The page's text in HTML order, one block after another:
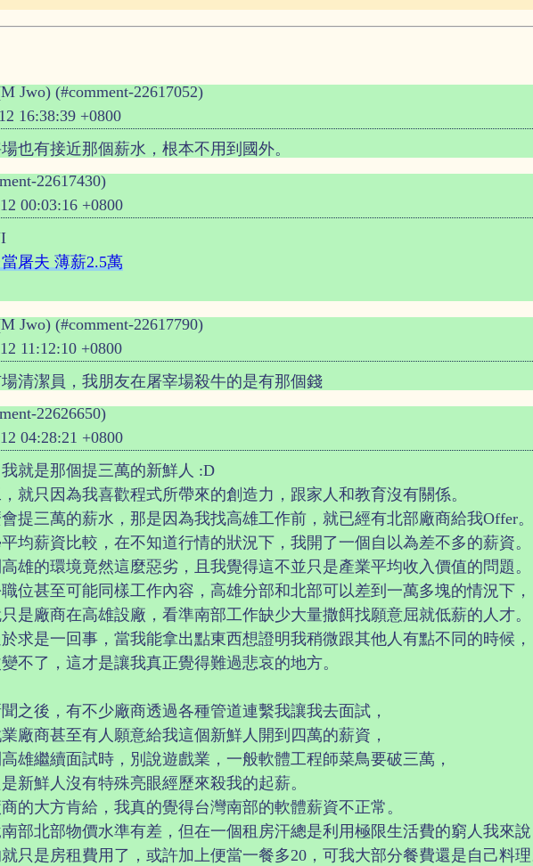
Jwo) (#comment-22617052)
16:38:39 +0800
也有接近那個薪水，根本不用到國外。
22617430)
00:03:16 +0800
屠夫 薄薪2.5萬
Jwo) (#comment-22617790)
11:12:10 +0800
清潔員，我朋友在屠宰場殺牛的是有那個錢
22626650)
04:28:21 +0800
就是那個提三萬的新鮮人 :D
就只因為我喜歡程式所帶來的創造力，跟家人和教育沒有關係。
提三萬的薪水，那是因為我找高雄工作前，就已經有北部廠商給我Offer
均薪資比較，在不知道行情的狀況下，我開了一個自以為差不多的薪資。
雄的環境竟然這麼惡劣，且我覺得這不並只是產業平均收入價值的問題。
位甚至可能同樣工作內容，高雄分部和北部可以差到一萬多塊的情況下，
是廠商在高雄設廠，看準南部工作缺少大量撒餌找願意屈就低薪的人才。
求是一回事，當我能拿出點東西想證明我稍微跟其他人有點不同的時候，
不了，這才是讓我真正覺得難過悲哀的地方。
之後，有不少廠商透過各種管道連繫我讓我去面試，
廠商甚至有人願意給我這個新鮮人開到四萬的薪資，
雄繼續面試時，別說遊戲業，一般軟體工程師菜鳥要破三萬，
新鮮人沒有特殊亮眼經歷來殺我的起薪。
的大方肯給，我真的覺得台灣南部的軟體薪資不正常。
部北部物價水準有差，但在一個租房汗總是利用極限生活費的窮人我來
只是房租費用了，或許加上便當一餐多20，可我大部分餐費還是自己料